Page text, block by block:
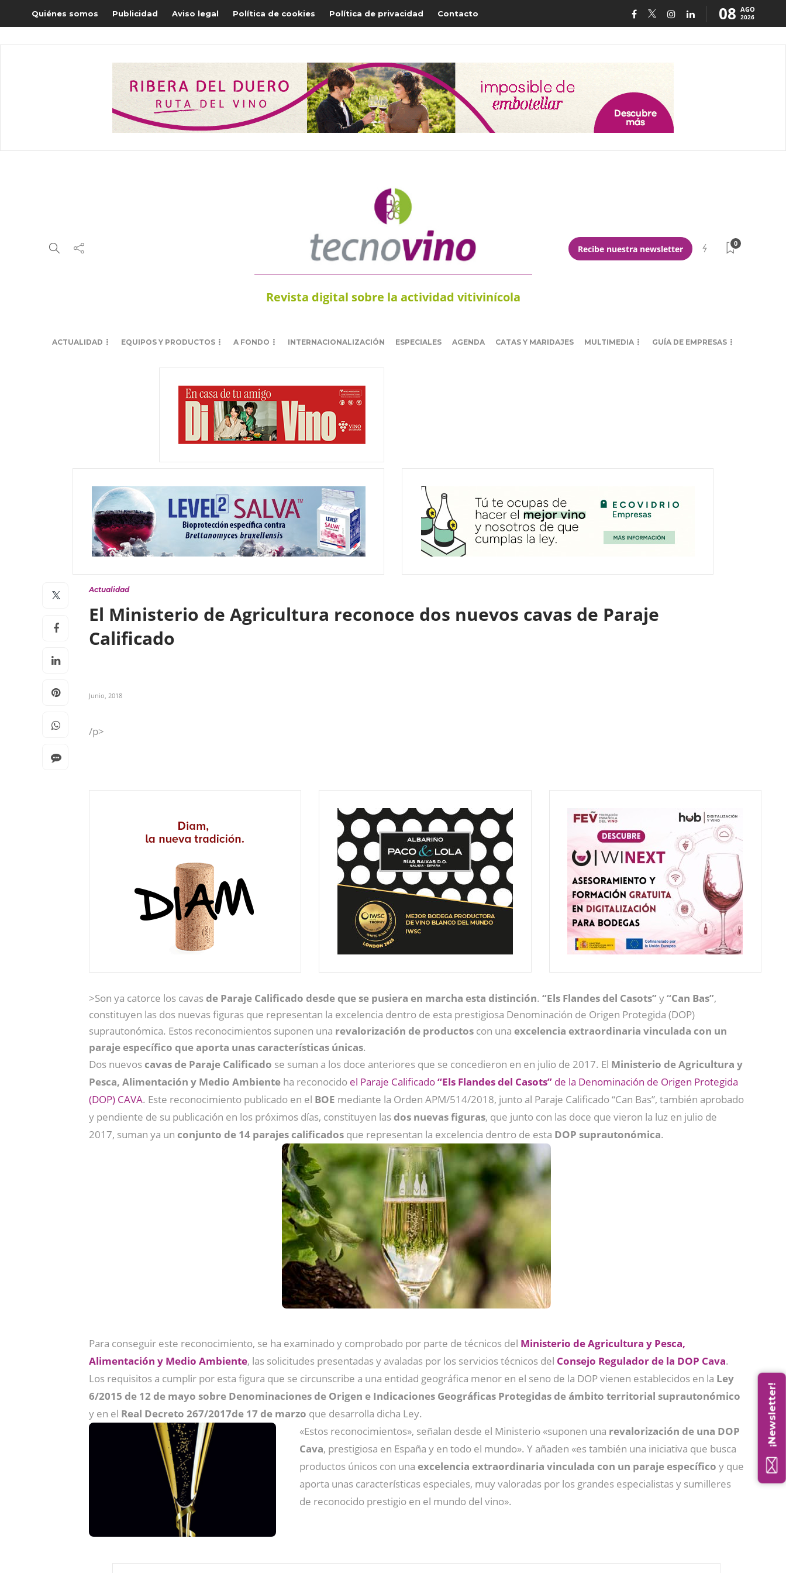
Quiénes somos Publicidad Aviso legal Política de cookies Política de privacidad Contacto 08 AGO
2026
Revista digital sobre la actividad vitivinícola
Recibe nuestra newsletter
0
ACTUALIDAD EQUIPOS Y PRODUCTOS A FONDO INTERNACIONALIZACIÓN ESPECIALES AGENDA CATAS Y MARIDAJES MULTIMEDIA GUÍA DE EMPRESAS
Actualidad
El Ministerio de Agricultura reconoce dos nuevos cavas de Paraje
Calificado
Junio, 2018
/p>
>Son ya catorce los cavas de Paraje Calificado desde que se pusiera en marcha esta distinción. “Els Flandes del Casots”y“Can Bas”,
constituyen las dos nuevas figuras que representan la excelencia dentro de esta prestigiosa Denominación de Origen Protegida (DOP)
suprautonómica. Estos reconocimientos suponen una revalorización de productos con una excelencia extraordinaria vinculada con un
paraje específico que aporta unas características únicas.
Dos nuevoscavas de Paraje Calificado se suman a los doce anteriores que se concedieron en en julio de 2017. El Ministerio de Agricultura y
Pesca, Alimentación y Medio Ambiente ha reconocido el Paraje Calificado“Els Flandes del Casots” de la Denominación de Origen Protegida
(DOP) CAVA. Este reconocimiento publicado en el BOE mediante la Orden APM/514/2018, junto al Paraje Calificado “Can Bas”, también aprobado
y pendiente de su publicación en los próximos días, constituyen las dos nuevas figuras, que junto con las doce que vieron la luz en julio de
2017, suman ya un conjunto de 14 parajes calificados que representan la excelencia dentro de esta DOP suprautonómica.
Para conseguir este reconocimiento, se ha examinado y comprobado por parte de técnicos del Ministerio de Agricultura y Pesca,
Alimentación y Medio Ambiente, las solicitudes presentadas y avaladas por los servicios técnicos del Consejo Regulador de la DOP Cava.
Los requisitos a cumplir por esta figura que se circunscribe a una entidad geográfica menor en el seno de la DOP vienen establecidos en la Ley
6/2015 de 12 de mayo sobre Denominaciones de Origen e Indicaciones Geográficas Protegidas de ámbito territorial suprautonómico
y en el Real Decreto 267/2017de 17 de marzo que desarrolla dicha Ley.
«Estos reconocimientos», señalan desde el Ministerio «suponen una revalorización de una DOP
Cava, prestigiosa en España y en todo el mundo». Y añaden «es también una iniciativa que busca
productos únicos con una excelencia extraordinaria vinculada con un paraje específico y que
aporta unas características especiales, muy valoradas por los grandes especialistas y sumilleres
de reconocido prestigio en el mundo del vino».
¡Newsletter!